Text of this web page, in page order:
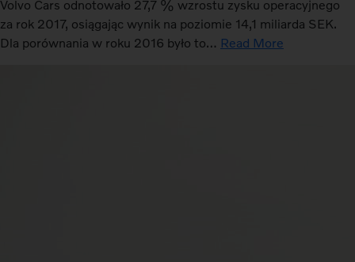
Volvo Cars odnotowało 27,7 % wzrostu zysku operacyjnego
za rok 2017, osiągając wynik na poziomie 14,1 miliarda SEK.
Dla porównania w roku 2016 było to… Read More